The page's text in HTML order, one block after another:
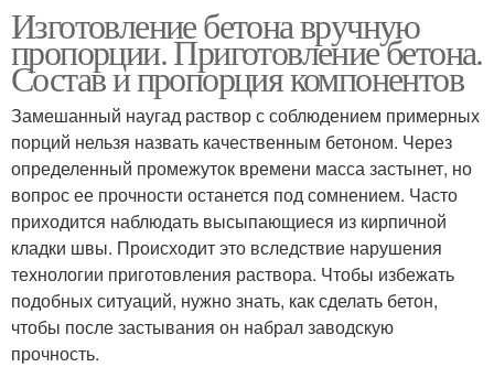
Изготовление бетона вручную
пропорции. Приготовление бетона.
Состав и пропорция компонентов
Замешанный наугад раствор с соблюдением примерных
порций нельзя назвать качественным бетоном. Через
определенный промежуток времени масса застынет, но
вопрос ее прочности останется под сомнением. Часто
приходится наблюдать высыпающиеся из кирпичной
кладки швы. Происходит это вследствие нарушения
технологии приготовления раствора. Чтобы избежать
подобных ситуаций, нужно знать, как сделать бетон,
чтобы после застывания он набрал заводскую
прочность.